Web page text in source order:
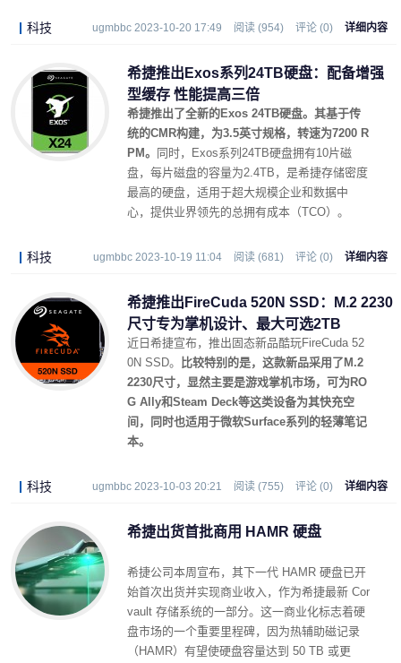
科技 ugmbbc 2023-10-20 17:49 阅读 (954) 评论 (0) 详细内容
希捷推出Exos系列24TB硬盘：配备增强
型缓存 性能提高三倍
希捷推出了全新的Exos 24TB硬盘。其基于传
统的CMR构建，为3.5英寸规格，转速为7200 R
PM。
同时，Exos系列24TB硬盘拥有10片磁
盘，每片磁盘的容量为2.4TB，是希捷存储密度
最高的硬盘，适用于超大规模企业和数据中
心，提供业界领先的总拥有成本（TCO）。
科技 ugmbbc 2023-10-19 11:04 阅读 (681) 评论 (0) 详细内容
希捷推出FireCuda 520N SSD：M.2 2230
尺寸专为掌机设计、最大可选2TB
近日希捷宣布，推出固态新品酷玩FireCuda 52
0N SSD。
比较特别的是，这款新品采用了M.2
2230尺寸，显然主要是游戏掌机市场，可为RO
G Ally和Steam Deck等这类设备为其快充空
间，同时也适用于微软Surface系列的轻薄笔记
本。
科技 ugmbbc 2023-10-03 20:21 阅读 (755) 评论 (0) 详细内容
希捷出货首批商用 HAMR 硬盘
希捷公司本周宣布，其下一代 HAMR 硬盘已开
始首次出货并实现商业收入，作为希捷最新 Cor
vault 存储系统的一部分。这一商业化标志着硬
盘市场的一个重要里程碑，因为热辅助磁记录
（HAMR）有望使硬盘容量达到 50 TB 或更